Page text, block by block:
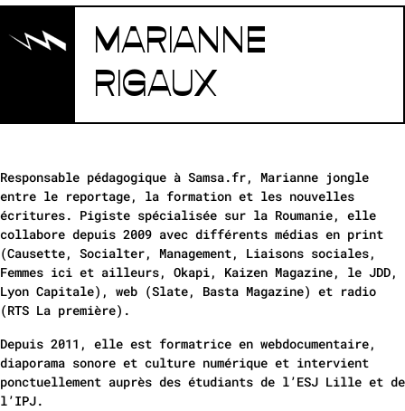
MARIANNE
RIGAUX
Responsable pédagogique à Samsa.fr, Marianne jongle
entre le reportage, la formation et les nouvelles
écritures. Pigiste spécialisée sur la Roumanie, elle
collabore depuis 2009 avec différents médias en print
(Causette, Socialter, Management, Liaisons sociales,
Femmes ici et ailleurs, Okapi, Kaizen Magazine, le JDD,
Lyon Capitale), web (Slate, Basta Magazine) et radio
(RTS La première).
Depuis 2011, elle est formatrice en webdocumentaire,
diaporama sonore et culture numérique et intervient
ponctuellement auprès des étudiants de l’ESJ Lille et de
l’IPJ.